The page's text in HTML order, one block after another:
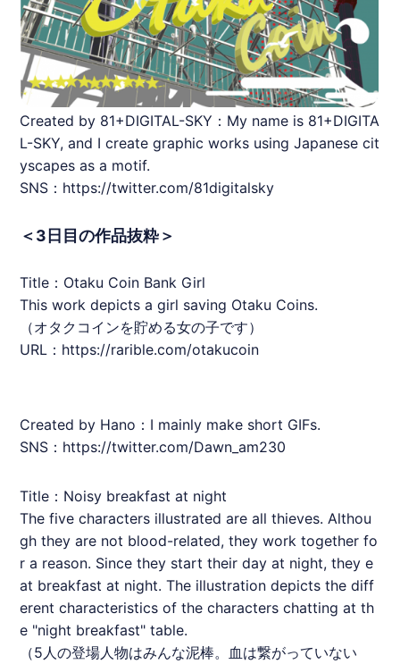
Created by 81+DIGITAL-SKY：My name is 81+DIGITA
L-SKY, and I create graphic works using Japanese cit
yscapes as a motif.
SNS：https://twitter.com/81digitalsky
＜3日目の作品抜粋＞
Title：Otaku Coin Bank Girl
This work depicts a girl saving Otaku Coins.
（オタクコインを貯める女の子です）
URL： https://rarible.com/otakucoin
Created by Hano：I mainly make short GIFs.
SNS：https://twitter.com/Dawn_am230
Title：Noisy breakfast at night
The five characters illustrated are all thieves. Althou
gh they are not blood-related, they work together fo
r a reason. Since they start their day at night, they e
at breakfast at night. The illustration depicts the diff
erent characteristics of the characters chatting at th
e "night breakfast" table.
（5人の登場人物はみんな泥棒。血は繋がっていない